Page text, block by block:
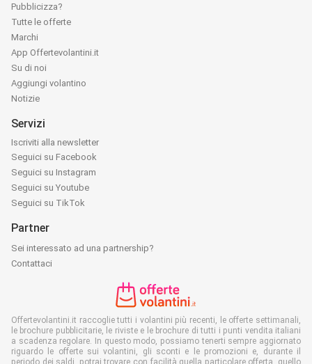
Pubblicizza?
Tutte le offerte
Marchi
App Offertevolantini.it
Su di noi
Aggiungi volantino
Notizie
Servizi
Iscriviti alla newsletter
Seguici su Facebook
Seguici su Instagram
Seguici su Youtube
Seguici su TikTok
Partner
Sei interessato ad una partnership?
Contattaci
Offertevolantini.it raccoglie tutti i volantini più recenti, le offerte settimanali,
le brochure pubblicitarie, le riviste e le brochure di tutti i punti vendita italiani
a scadenza regolare. In questo modo, possiamo tenerti sempre aggiornato
riguardo le offerte sui volantini, gli sconti e le promozioni e, durante il
periodo dei saldi, potrai trovare con facilità quella particolare offerta, quello